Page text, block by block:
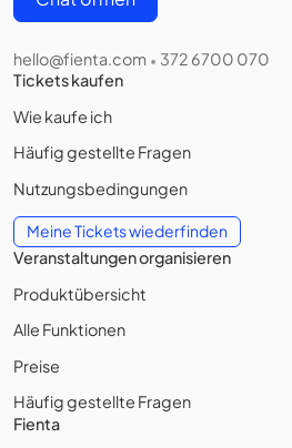
hello@fienta.com • 372 6700 070
Tickets kaufen
Wie kaufe ich
Häufig gestellte Fragen
Nutzungsbedingungen
Meine Tickets wiederfinden
Veranstaltungen organisieren
Produktübersicht
Alle Funktionen
Preise
Häufig gestellte Fragen
Fienta